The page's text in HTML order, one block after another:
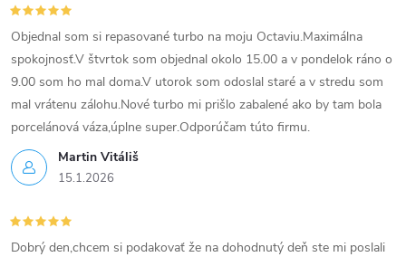
Martin Vitáliš
15.1.2026
Objednal som si repasované turbo na moju Octaviu.Maximálna
spokojnosť.V štvrtok som objednal okolo 15.00 a v pondelok ráno o
9.00 som ho mal doma.V utorok som odoslal staré a v stredu som
mal vrátenu zálohu.Nové turbo mi prišlo zabalené ako by tam bola
porcelánová váza,úplne super.Odporúčam túto firmu.
Dobrý den,chcem si podakovať že na dohodnutý deň ste mi poslali